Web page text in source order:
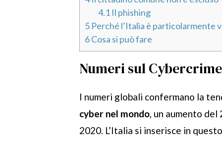
4.1 Il phishing
5 Perché l’Italia è particolarmente
6Cosa si può fare
Numeri sul
I numeri globali confermano la
cyber nel mondo, un aumento
2020. L’Italia si inserisce in